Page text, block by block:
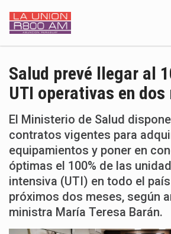
Salud prevé llegar al
UTI operativas en dos
El Ministerio de Salud
contratos vigentes para
equipamientos y poner en
óptimas el 100% de las
intensiva (UTI) en todo el
próximos dos meses, según
ministra María Teresa Barán.